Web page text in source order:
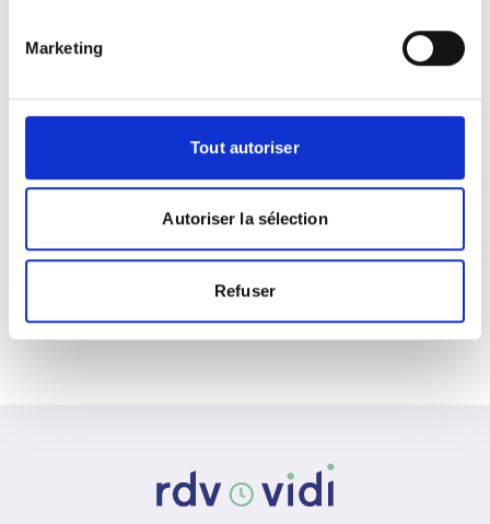
Marketing
Tout autoriser
Autoriser la sélection
Refuser
précédents examens si vous en avez car
les images à plusieurs années
d'intervalle.
Y a-t-il des précautions à prendre ?
Des précautions doivent être prises
enceintes. Il est important de signaler
que vous êtes dans ce cas lors de votre